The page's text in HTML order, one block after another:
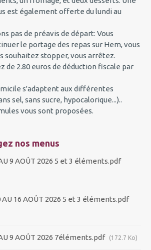
est également offerte du lundi au
pas de préavis de départ: Vous
le portage des repas sur Hem, vous
souhaitez stopper, vous arrêtez.
de 2.80 euros de déduction fiscale par
s'adaptent aux différentes
sel, sans sucre, hypocalorique...)..
vous sont proposées.
nos menus
9 AOÛT 2026 5 et 3 éléments.pdf
AU 16 AOÛT 2026 5 et 3 éléments.pdf
9 AOÛT 2026 7éléments.pdf (172.7 Ko)